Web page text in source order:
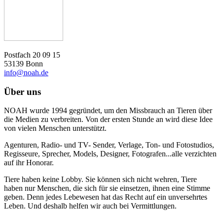
Postfach 20 09 15
53139 Bonn
info@noah.de
Über uns
NOAH wurde 1994 gegründet, um den Missbrauch an Tieren über
die Medien zu verbreiten. Von der ersten Stunde an wird diese Idee
von vielen Menschen unterstützt.
Agenturen, Radio- und TV- Sender, Verlage, Ton- und Fotostudios,
Regisseure, Sprecher, Models, Designer, Fotografen...alle verzichten
auf ihr Honorar.
Tiere haben keine Lobby. Sie können sich nicht wehren, Tiere
haben nur Menschen, die sich für sie einsetzen, ihnen eine Stimme
geben. Denn jedes Lebewesen hat das Recht auf ein unversehrtes
Leben. Und deshalb helfen wir auch bei Vermittlungen.